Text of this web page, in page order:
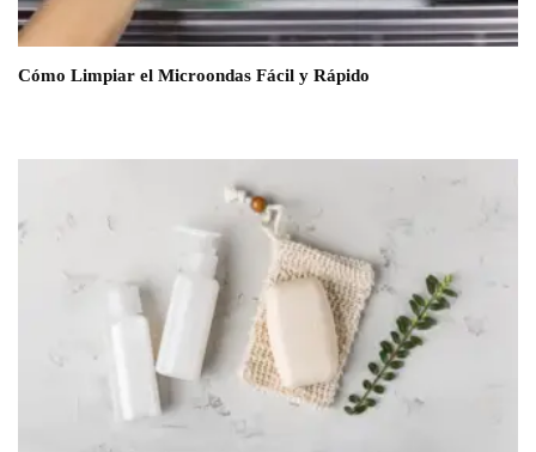
Cómo Limpiar el Microondas Fácil y Rápido